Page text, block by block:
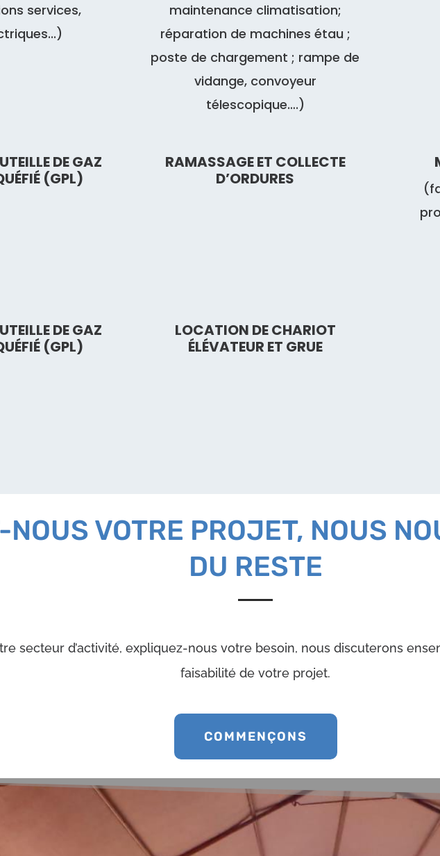
services,
maintenance climatisation;
réparation de machines étau ;
poste de chargement ; rampe de
vidange, convoyeur
télescopique….)
DE GAZ
(GPL)
RAMASSAGE ET COLLECTE
D’ORDURES
DE GAZ
(GPL)
LOCATION DE CHARIOT
ÉLÉVATEUR ET GRUE
VOTRE PROJET, NOUS
DU RESTE
secteur d’activité, expliquez-nous votre besoin, nous discuterons
faisabilité de votre projet.
COMMENÇONS